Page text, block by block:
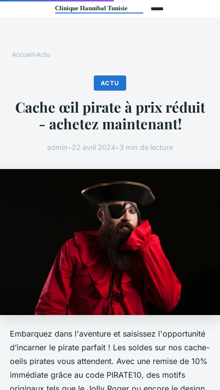
Accueil›Actu
ACTU
Cache œil pirate à prix réduit
- achetez maintenant!
admin•22 avril 2024•3 min de lecture
Embarquez dans l'aventure et saisissez l'opportunité
d’incarner le pirate parfait ! Les soldes sur nos cache-
oeils pirates vous attendent. Avec une remise de 10%
immédiate grâce au code PIRATE10, des motifs